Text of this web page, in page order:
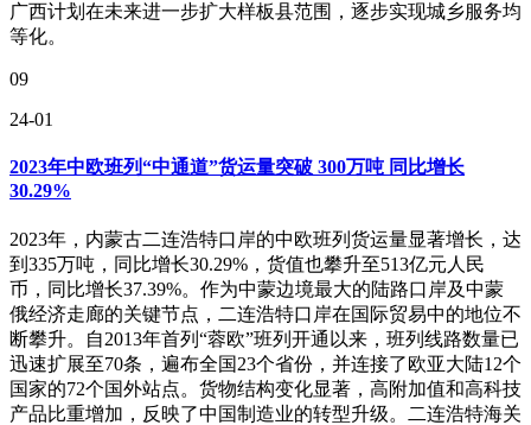
广西计划在未来进一步扩大样板县范围，逐步实现城乡服务均
等化。
09
24-01
2023年中欧班列“中通道”货运量突破 300万吨 同比增长
30.29%
2023年，内蒙古二连浩特口岸的中欧班列货运量显著增长，达
到335万吨，同比增长30.29%，货值也攀升至513亿元人民
币，同比增长37.39%。作为中蒙边境最大的陆路口岸及中蒙
俄经济走廊的关键节点，二连浩特口岸在国际贸易中的地位不
断攀升。自2013年首列“蓉欧”班列开通以来，班列线路数量已
迅速扩展至70条，遍布全国23个省份，并连接了欧亚大陆12个
国家的72个国外站点。货物结构变化显著，高附加值和高科技
产品比重增加，反映了中国制造业的转型升级。二连浩特海关